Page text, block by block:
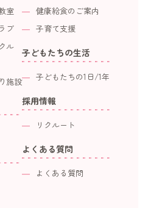
室
ブ
ル
施設
健康給食のご案内
子育て支援
子どもたちの生活
子どもたちの1日/1年
採用情報
リクルート
よくある質問
よくある質問